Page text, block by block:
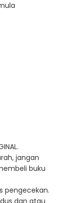
jangan
buku
pengecekan.
dan atau